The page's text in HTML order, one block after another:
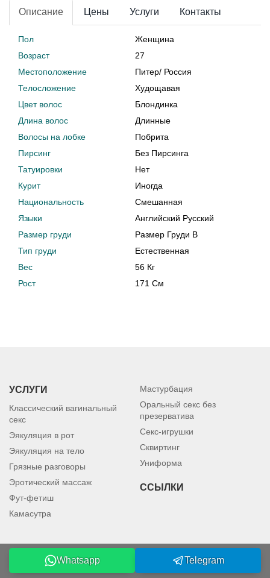
Описание Цены Услуги Контакты
Пол
Женщина
Возраст
27
Местоположение
Питер/ Россия
Телосложение
Худощавая
Цвет волос
Блондинка
Длина волос
Длинные
Волосы на лобке
Побрита
Пирсинг
Без Пирсинга
Татуировки
Нет
Курит
Иногда
Национальность
Смешанная
Языки
Английский Русский
Размер груди
Размер Груди B
Тип груди
Естественная
Вес
56 Кг
Рост
171 См
УСЛУГИ
Классический вагинальный
секс
Эякуляция в рот
Эякуляция на тело
Грязные разговоры
Эротический массаж
Фут-фетиш
Камасутра
Мастурбация
Оральный секс без
презерватива
Секс-игрушки
Сквиртинг
Униформа
ССЫЛКИ
©2026 petersburgmodels.com. Все права защищены.
Whatsapp Telegram